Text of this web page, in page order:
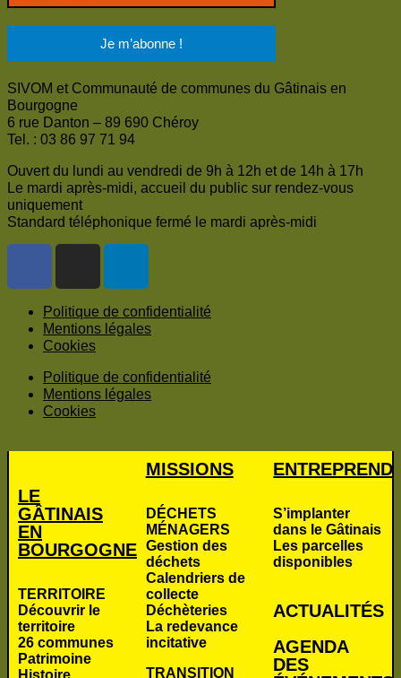
SIVOM et Communauté de communes du Gâtinais en
Bourgogne
6 rue Danton – 89 690 Chéroy
Tel. : 03 86 97 71 94
Ouvert du lundi au vendredi de 9h à 12h et de 14h à 17h
Le mardi après-midi, accueil du public sur rendez-vous
uniquement
Standard téléphonique fermé le mardi après-midi
Politique de confidentialité
Mentions légales
Cookies
Politique de confidentialité
Mentions légales
Cookies
LE
GÂTINAIS
EN
BOURGOGNE
TERRITOIRE
Découvrir le
territoire
26 communes
Patrimoine
MISSIONS
DÉCHETS
MÉNAGERS
Gestion des
déchets
Calendriers de
collecte
Déchèteries
La redevance
incitative
TRANSITION
S’implanter
dans le Gâtinais
Les parcelles
disponibles
ACTUALITÉS
AGENDA
DES